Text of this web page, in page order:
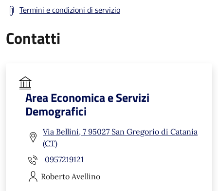
Termini e condizioni di servizio
Contatti
Area Economica e Servizi
Demografici
Via Bellini, 7 95027 San Gregorio di Catania
(CT)
0957219121
Roberto Avellino